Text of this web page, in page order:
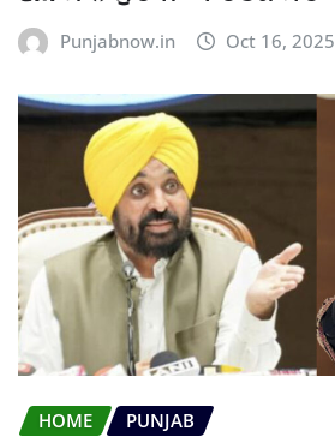
Punjabnow.in Oct 16, 2025
HOME PUNJAB